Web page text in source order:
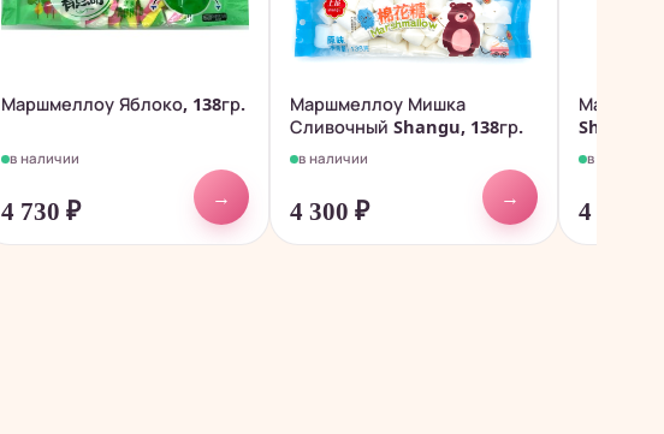
Маршмеллоу Яблоко, 138гр.
в наличии
4 730 ₽
→
Маршмеллоу Мишка
Сливочный Shangu, 138гр.
в наличии
4 300 ₽
→
Shangu,
в наличии
4 300